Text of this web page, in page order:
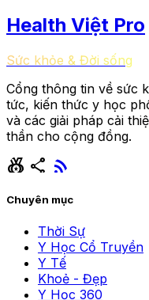
Health Việt Pro
Sức khỏe & Đời sống
Cổng thông tin về sức
tức, kiến thức y học
và các giải pháp cải
thần cho cộng đồng.
social_leaderboard share rss_feed
Chuyên mục
Thời Sự
Y Học Cổ Truyền
Y Tế
Khoẻ - Đẹp
Y Học 360